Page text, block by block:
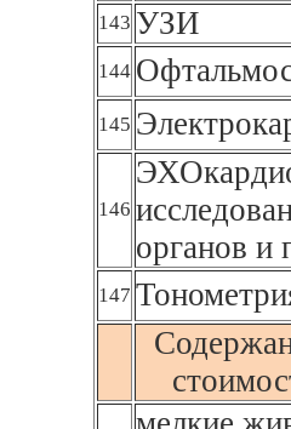
143 УЗИ
144
145
146
органов и
147